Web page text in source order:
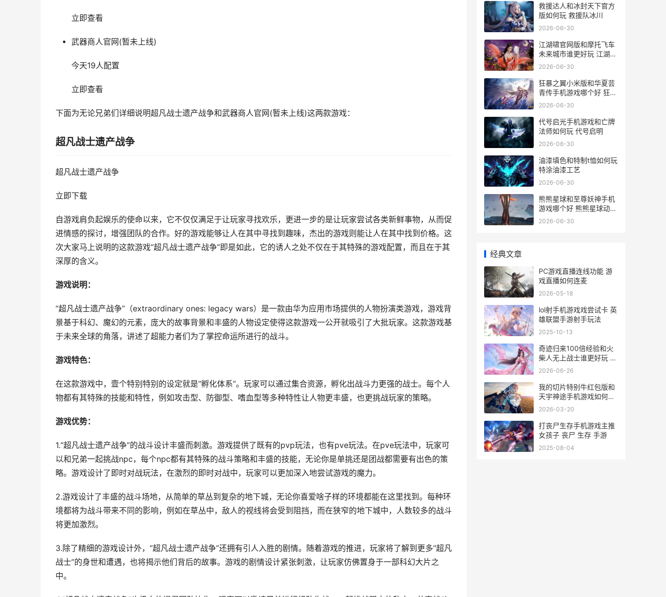
立即查看
武器商人官网(暂未上线)
今天19人配置
立即查看
下面为无论兄弟们详细说明超凡战士遗产战争和武器商人官网(暂未上线)这两款游戏：
超凡战士遗产战争
超凡战士遗产战争
立即下载
自游戏肩负起娱乐的使命以来，它不仅仅满足于让玩家寻找欢乐，更进一步的是让玩家尝试各类新鲜事物，从而促
进情感的探讨，增强团队的合作。好的游戏能够让人在其中寻找到趣味，杰出的游戏则能让人在其中找到价格。这
次大家马上说明的这款游戏“超凡战士遗产战争”即是如此，它的诱人之处不仅在于其特殊的游戏配置，而且在于其
深厚的含义。
游戏说明：
“超凡战士遗产战争”（extraordinary ones: legacy wars）是一款由华为应用市场提供的人物扮演类游戏，游戏背
景基于科幻、魔幻的元素，庞大的故事背景和丰盛的人物设定使得这款游戏一公开就吸引了大批玩家。这款游戏基
于未来全球的角落，讲述了超能力者们为了掌控命运所进行的战斗。
游戏特色：
在这款游戏中，壹个特别特别的设定就是“孵化体系”。玩家可以通过集合资源，孵化出战斗力更强的战士。每个人
物都有其特殊的技能和特性，例如攻击型、防御型、嗜血型等多种特性让人物更丰盛，也更挑战玩家的策略。
游戏优势：
1.“超凡战士遗产战争”的战斗设计丰盛而刺激。游戏提供了既有的pvp玩法，也有pve玩法。在pve玩法中，玩家可
以和兄弟一起挑战npc，每个npc都有其特殊的战斗策略和丰盛的技能，无论你是单挑还是团战都需要有出色的策
略。游戏设计了即时对战玩法，在激烈的即时对战中，玩家可以更加深入地尝试游戏的魔力。
2.游戏设计了丰盛的战斗场地，从简单的草丛到复杂的地下城，无论你喜爱啥子样的环境都能在这里找到。每种环
境都将为战斗带来不同的影响，例如在草丛中，敌人的视线将会受到阻挡，而在狭窄的地下城中，人数较多的战斗
将更加激烈。
3.除了精细的游戏设计外，“超凡战士遗产战争”还拥有引人入胜的剧情。随着游戏的推进，玩家将了解到更多“超凡
战士”的身世和遭遇，也将揭示他们背后的故事。游戏的剧情设计紧张刺激，让玩家仿佛置身于一部科幻大片之
中。
救援达人和冰封天下官方
版如何玩 救援队冰川
2026-06-30
江湖啸官网版和摩托飞车
未来城市谁更好玩 江湖啸
骗局
2026-06-30
狂暴之翼小米版和华夏芸
青传手机游戏哪个好 狂暴
之翼游戏下载
2026-06-30
代号启光手机游戏和亡牌
法师如何玩 代号启明
2026-06-30
油漆填色和特制t恤如何玩
特涂油漆工艺
2026-06-30
熊熊星球和至尊妖神手机
游戏哪个好 熊熊星球动画
片
2026-06-30
经典文章
PC游戏直播连线功能 游
戏直播如何连麦
2026-05-18
lol射手机游戏戏尝试卡 英
雄联盟手游射手玩法
2025-10-13
奇迹归来100倍经验和火
柴人无上战士谁更好玩 奇
迹王者归来在哪儿下载
2026-06-26
我的切片特别牛红包版和
天宇神途手机游戏如何玩
我的刀片
2026-03-20
打丧尸生存手机游戏主推
女孩子 丧尸 生存 手游
2025-08-04